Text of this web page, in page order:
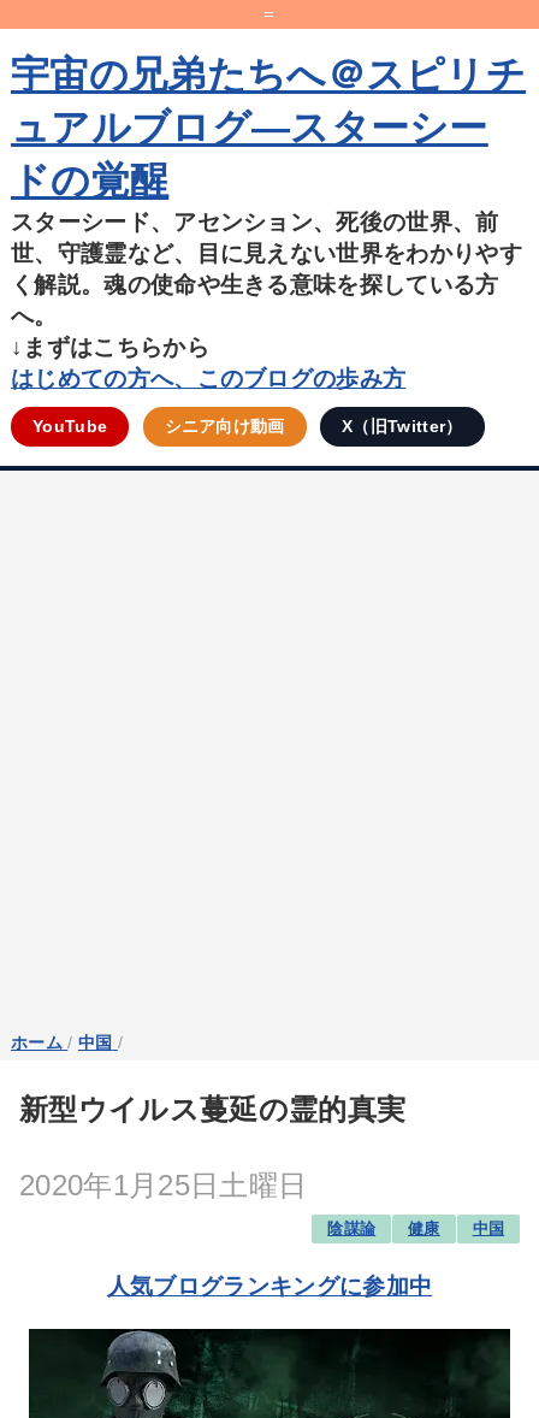
=
宇宙の兄弟たちへ＠スピリチ
ュアルブログ―スターシー
ドの覚醒
スターシード、アセンション、死後の世界、前
世、守護霊など、目に見えない世界をわかりやす
く解説。魂の使命や生きる意味を探している方
へ。
↓まずはこちらから
はじめての方へ、このブログの歩み方
YouTube シニア向け動画 X（旧Twitter）
ホーム / 中国 /
新型ウイルス蔓延の霊的真実
2020年1月25日土曜日
陰謀論 健康 中国
人気ブログランキングに参加中